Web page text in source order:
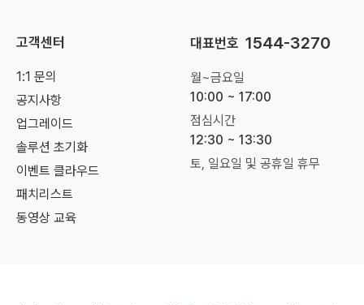
고객센터
1:1 문의
공지사항
업그레이드
솔루션 초기화
이벤트 클라우드
패치리스트
동영상 교육
대표번호 1544-3270
월~금요일
10:00 ~ 17:00
점심시간
12:30 ~ 13:30
토, 일요일 및 공휴일 휴무